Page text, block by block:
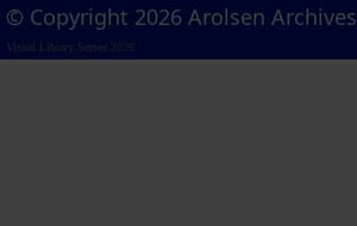
© Copyright 2026 Arolsen Archives
Visual Library Server 2026